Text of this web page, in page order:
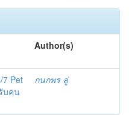
Author(s)
Pet
บคน
กนกพร ลู่